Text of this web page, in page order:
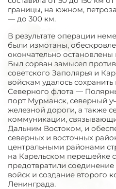
границы, на южном,
— до 300 км.
В результате операции
были измотаны,
окончательно остановлены
Был сорван замысел
советского Заполярья и
войскам удалось
Северного флота —
порт Мурманск, северный
железной дороги, а также
коммуникации,
Дальним Востоком, и
северных и восточных
центральными районами
на Карельском перешейке
предотвратили
войск и создание второго
Ленинграда.